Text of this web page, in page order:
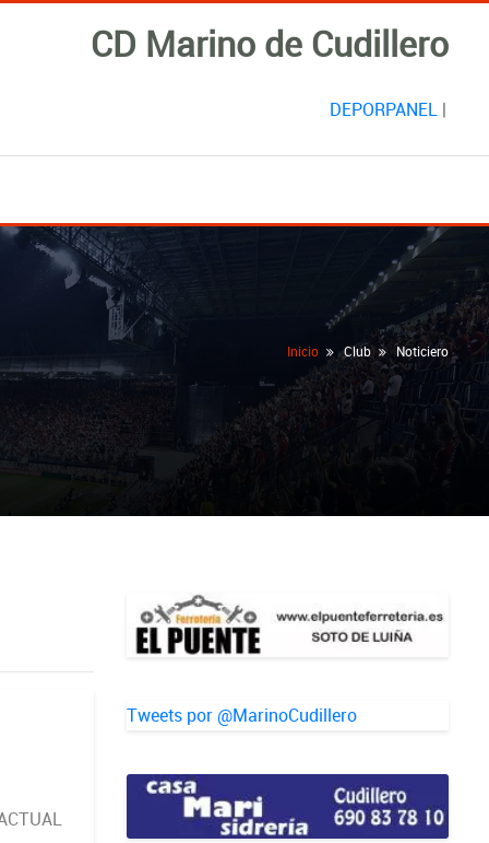
CD Marino de Cudillero
DEPORPANEL|
Inicio Club Noticiero
Tweets por @MarinoCudillero